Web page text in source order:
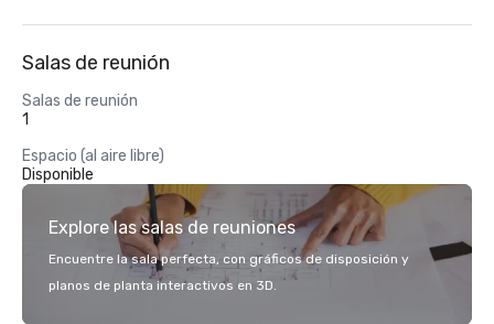
Salas de reunión
Salas de reunión
1
Espacio (al aire libre)
Disponible
Explore las salas de reuniones
Encuentre la sala perfecta, con gráficos de disposición y
planos de planta interactivos en 3D.